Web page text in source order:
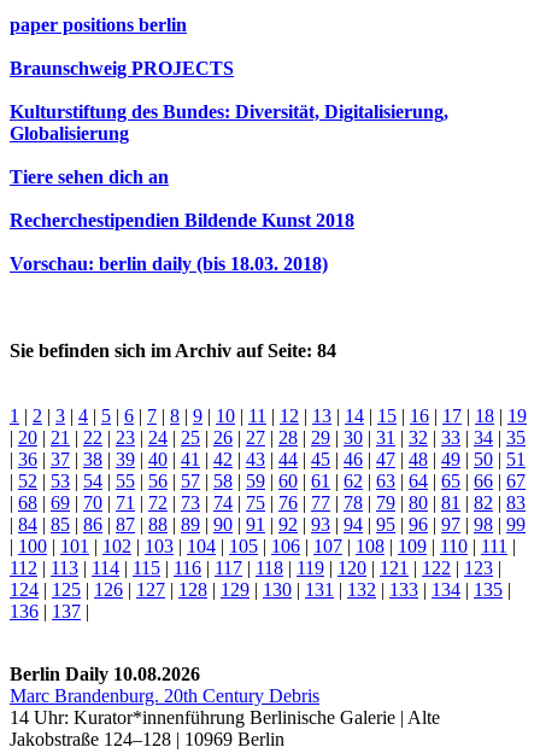
paper positions berlin
Braunschweig PROJECTS
Kulturstiftung des Bundes: Diversität, Digitalisierung,
Globalisierung
Tiere sehen dich an
Recherchestipendien Bildende Kunst 2018
Vorschau: berlin daily (bis 18.03. 2018)
Sie befinden sich im Archiv auf Seite: 84
1 | 2 | 3 | 4 | 5 | 6 | 7 | 8 | 9 | 10 | 11 | 12 | 13 | 14 | 15 | 16 | 17 | 18 | 19
| 20 | 21 | 22 | 23 | 24 | 25 | 26 | 27 | 28 | 29 | 30 | 31 | 32 | 33 | 34 | 35
| 36 | 37 | 38 | 39 | 40 | 41 | 42 | 43 | 44 | 45 | 46 | 47 | 48 | 49 | 50 | 51
| 52 | 53 | 54 | 55 | 56 | 57 | 58 | 59 | 60 | 61 | 62 | 63 | 64 | 65 | 66 | 67
| 68 | 69 | 70 | 71 | 72 | 73 | 74 | 75 | 76 | 77 | 78 | 79 | 80 | 81 | 82 | 83
| 84 | 85 | 86 | 87 | 88 | 89 | 90 | 91 | 92 | 93 | 94 | 95 | 96 | 97 | 98 | 99
| 100 | 101 | 102 | 103 | 104 | 105 | 106 | 107 | 108 | 109 | 110 | 111 |
112 | 113 | 114 | 115 | 116 | 117 | 118 | 119 | 120 | 121 | 122 | 123 |
124 | 125 | 126 | 127 | 128 | 129 | 130 | 131 | 132 | 133 | 134 | 135 |
136 | 137 |
Berlin Daily 10.08.2026
Marc Brandenburg. 20th Century Debris
14 Uhr: Kurator*innenführung Berlinische Galerie | Alte
Jakobstraße 124–128 | 10969 Berlin